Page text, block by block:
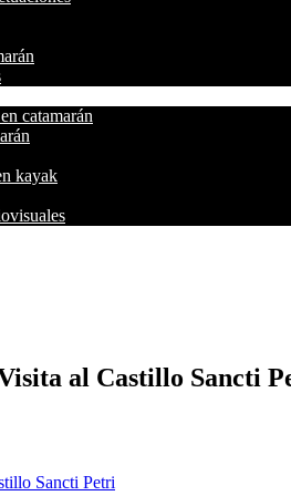
catamarán
kayak
al Castillo Sancti
Sancti Petri